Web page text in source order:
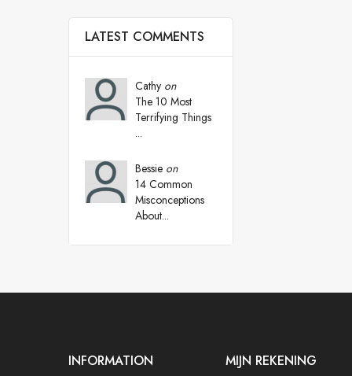
LATEST COMMENTS
Cathy on
The 10 Most
Terrifying Things
...
Bessie on
14 Common
Misconceptions
About...
INFORMATION MIJN REKENING